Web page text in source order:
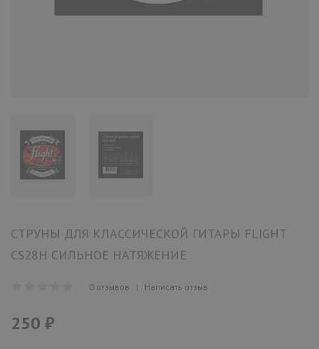
СТРУНЫ ДЛЯ КЛАССИЧЕСКОЙ ГИТАРЫ FLIGHT
CS28H СИЛЬНОЕ НАТЯЖЕНИЕ
0 отзывов | Написать отзыв
250 ₽